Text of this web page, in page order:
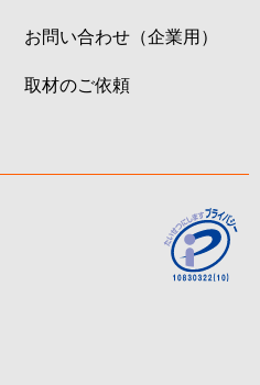
お問い合わせ（企業用）
取材のご依頼